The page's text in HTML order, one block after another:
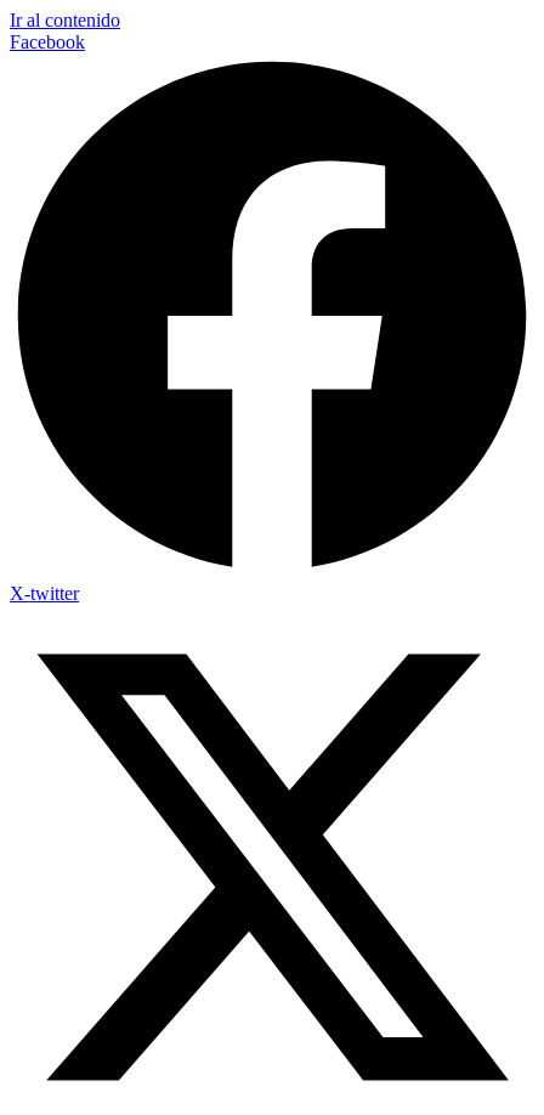
Ir al contenido
Facebook
X-twitter